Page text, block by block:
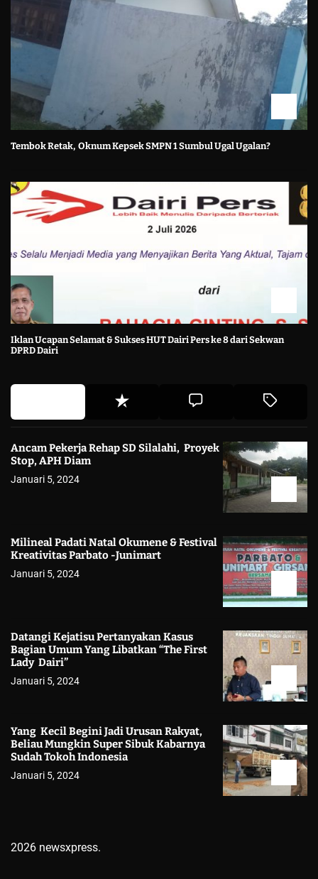
Tembok Retak, Oknum Kepsek SMPN 1 Sumbul Ugal Ugalan?
Iklan Ucapan Selamat & Sukses HUT Dairi Pers ke 8 dari Sekwan
DPRD Dairi
Ancam Pekerja Rehap SD Silalahi, Proyek
Stop, APH Diam
Januari 5, 2024
Milineal Padati Natal Okumene & Festival
Kreativitas Parbato -Junimart
Januari 5, 2024
Datangi Kejatisu Pertanyakan Kasus
Bagian Umum Yang Libatkan “The First
Lady Dairi”
Januari 5, 2024
Yang Kecil Begini Jadi Urusan Rakyat,
Beliau Mungkin Super Sibuk Kabarnya
Sudah Tokoh Indonesia
Januari 5, 2024
2026 newsxpress.